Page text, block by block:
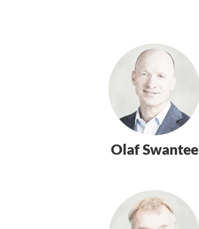
Olaf Swantee